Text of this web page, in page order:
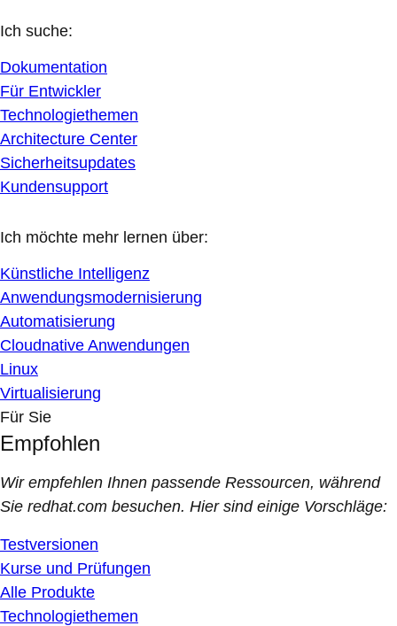
Ich suche:
Dokumentation
Für Entwickler
Technologiethemen
Architecture Center
Sicherheitsupdates
Kundensupport
Ich möchte mehr lernen über:
Künstliche Intelligenz
Anwendungsmodernisierung
Automatisierung
Cloudnative Anwendungen
Linux
Virtualisierung
Für Sie
Empfohlen
Wir empfehlen Ihnen passende Ressourcen, während
Sie redhat.com besuchen. Hier sind einige Vorschläge:
Testversionen
Kurse und Prüfungen
Alle Produkte
Technologiethemen